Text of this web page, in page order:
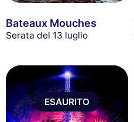
Bateaux Mouches
Serata del 13 luglio
ESAURITO